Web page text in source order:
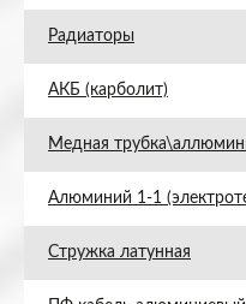
Радиаторы
АКБ (карболит)
Медная
Алюминий 1-1
Стружка латунная